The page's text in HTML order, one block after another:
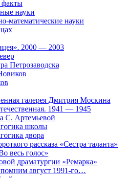
факты
науки
математические науки
2000 — 2003
Петрозаводска
галерея Дмитрия Москина
1941 — 1945
С. Артемьевой
школы
двора
рассказа «Сестра таланта»
весь голос»
драматургии «Ремарка»
август 1991-го…